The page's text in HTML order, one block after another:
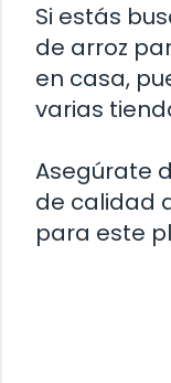
Si estás
de arroz
en casa,
varias
Asegúrate
de calidad
para este